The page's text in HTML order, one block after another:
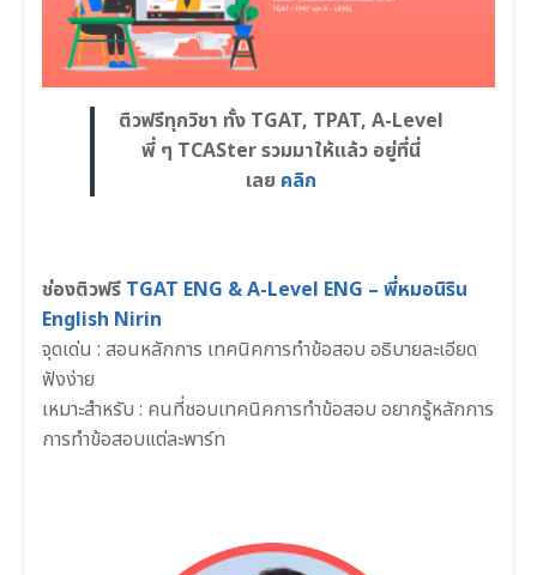
ติวฟรีทุกวิชา ทั้ง TGAT, TPAT, A-Level
พี่ ๆ TCASter รวมมาให้แล้ว อยู่ที่นี่
เลย คลิก
ช่องติวฟรี TGAT ENG & A-Level ENG – พี่หมอนิริน
English Nirin
จุดเด่น : สอนหลักการ เทคนิคการทำข้อสอบ อธิบายละเอียด
ฟังง่าย
เหมาะสำหรับ : คนที่ชอบเทคนิคการทำข้อสอบ อยากรู้หลักการ
การทำข้อสอบแต่ละพาร์ท